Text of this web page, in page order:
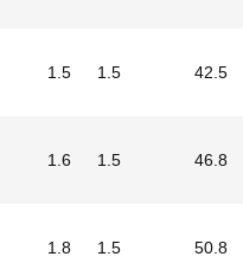
1.5 1.5 42.5
1.6 1.5 46.8
1.8 1.5 50.8